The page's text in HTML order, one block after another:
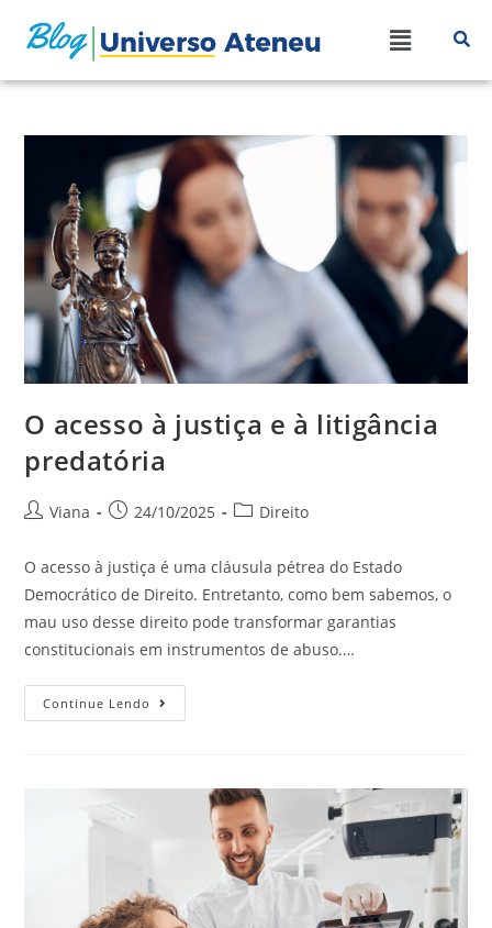
O acesso à justiça e à litigância
predatória
Viana 24/10/2025 Direito
O acesso à justiça é uma cláusula pétrea do Estado
Democrático de Direito. Entretanto, como bem sabemos, o
mau uso desse direito pode transformar garantias
constitucionais em instrumentos de abuso.…
Continue Lendo